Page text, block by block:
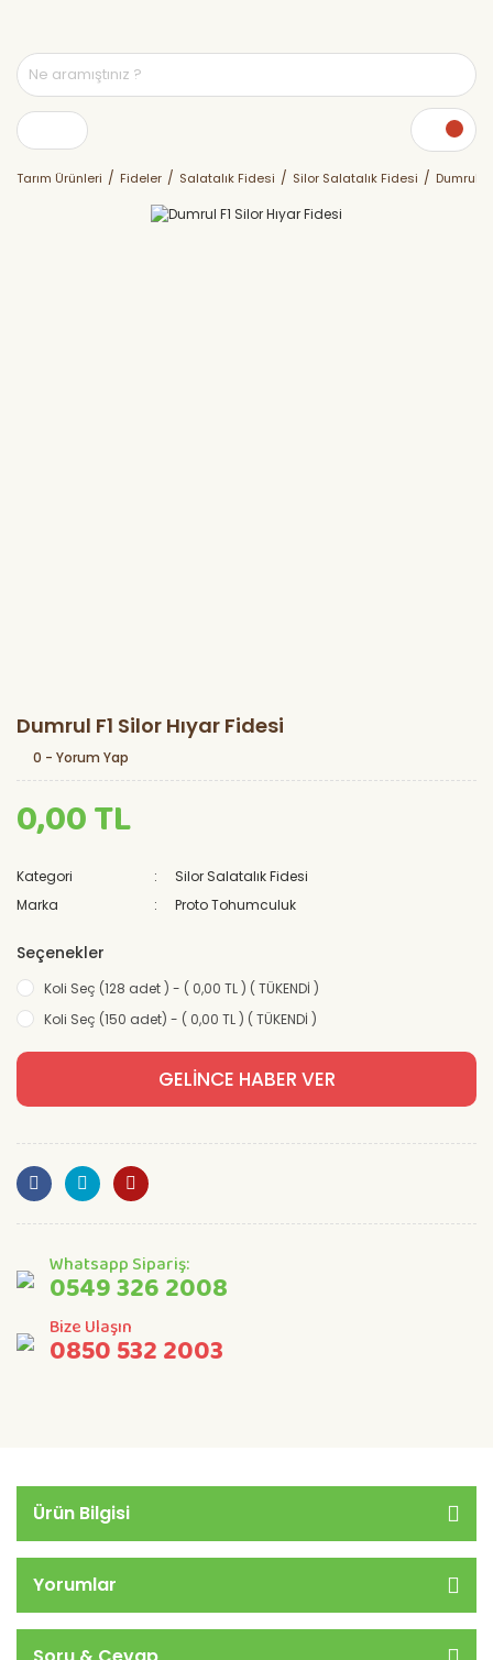
Tarım Ürünleri Fideler Salatalık Fidesi Silor Salatalık Fidesi Dumrul
Dumrul F1 Silor Hıyar Fidesi
0 - Yorum Yap
0,00 TL
Kategori
Silor Salatalık Fidesi
Marka
Proto Tohumculuk
Seçenekler
Koli Seç (128 adet ) - ( 0,00 TL ) ( TÜKENDİ )
Koli Seç (150 adet) - ( 0,00 TL ) ( TÜKENDİ )
GELİNCE HABER VER
Whatsapp Sipariş:
0549 326 2008
Bize Ulaşın
0850 532 2003
Ürün Bilgisi
Yorumlar